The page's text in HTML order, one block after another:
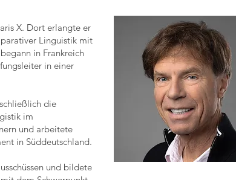
X. Dort erlangte er
Linguistik mit
in Frankreich
in einer
die
im
und arbeitete
in Süddeutschland.
und bildete